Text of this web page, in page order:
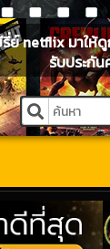
ย์ netflix มาใ
รับประกัน